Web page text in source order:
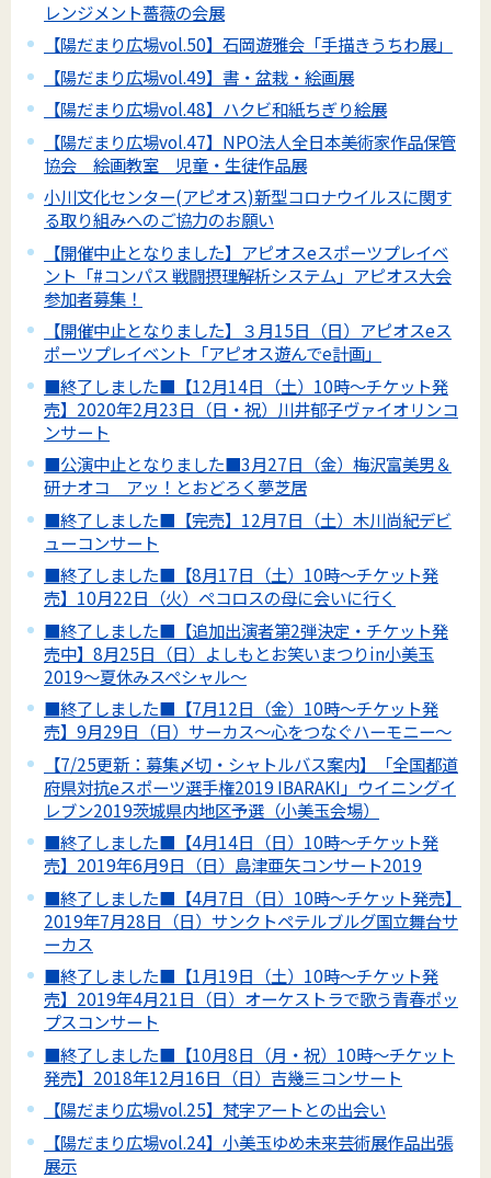
レンジメント薔薇の会展
【陽だまり広場vol.50】石岡遊雅会「手描きうちわ展」
【陽だまり広場vol.49】書・盆栽・絵画展
【陽だまり広場vol.48】ハクビ和紙ちぎり絵展
【陽だまり広場vol.47】NPO法人全日本美術家作品保管
協会 絵画教室 児童・生徒作品展
小川文化センター(アピオス)新型コロナウイルスに関す
る取り組みへのご協力のお願い
【開催中止となりました】アピオスeスポーツプレイベ
ント「#コンパス 戦闘摂理解析システム」アピオス大会
参加者募集！
【開催中止となりました】３月15日（日）アピオスeス
ポーツプレイベント「アピオス遊んでe計画」
■終了しました■【12月14日（土）10時～チケット発
売】2020年2月23日（日・祝）川井郁子ヴァイオリンコ
ンサート
■公演中止となりました■3月27日（金）梅沢富美男＆
研ナオコ アッ！とおどろく夢芝居
■終了しました■【完売】12月7日（土）木川尚紀デビ
ューコンサート
■終了しました■【8月17日（土）10時～チケット発
売】10月22日（火）ペコロスの母に会いに行く
■終了しました■【追加出演者第2弾決定・チケット発
売中】8月25日（日）よしもとお笑いまつりin小美玉
2019～夏休みスペシャル～
■終了しました■【7月12日（金）10時～チケット発
売】9月29日（日）サーカス～心をつなぐハーモニー～
【7/25更新：募集〆切・シャトルバス案内】「全国都道
府県対抗eスポーツ選手権2019 IBARAKI」ウイニングイ
レブン2019茨城県内地区予選（小美玉会場）
■終了しました■【4月14日（日）10時～チケット発
売】2019年6月9日（日）島津亜矢コンサート2019
■終了しました■【4月7日（日）10時～チケット発売】
2019年7月28日（日）サンクトペテルブルグ国立舞台サ
ーカス
■終了しました■【1月19日（土）10時～チケット発
売】2019年4月21日（日）オーケストラで歌う青春ポッ
プスコンサート
■終了しました■【10月8日（月・祝）10時～チケット
発売】2018年12月16日（日）吉幾三コンサート
【陽だまり広場vol.25】梵字アートとの出会い
【陽だまり広場vol.24】小美玉ゆめ未来芸術展作品出張
展示